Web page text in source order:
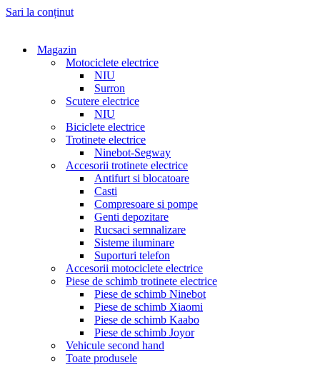
Sari la conținut
Magazin
Motociclete electrice
NIU
Surron
Scutere electrice
NIU
Biciclete electrice
Trotinete electrice
Ninebot-Segway
Accesorii trotinete electrice
Antifurt si blocatoare
Casti
Compresoare si pompe
Genti depozitare
Rucsaci semnalizare
Sisteme iluminare
Suporturi telefon
Accesorii motociclete electrice
Piese de schimb trotinete electrice
Piese de schimb Ninebot
Piese de schimb Xiaomi
Piese de schimb Kaabo
Piese de schimb Joyor
Vehicule second hand
Toate produsele